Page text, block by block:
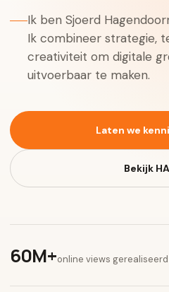
Ik ben Sjoerd
Ik combineer strategie,
creativiteit om digitale
uitvoerbaar te maken.
Laten we
Bekijk
60M+online views gerealiseerd